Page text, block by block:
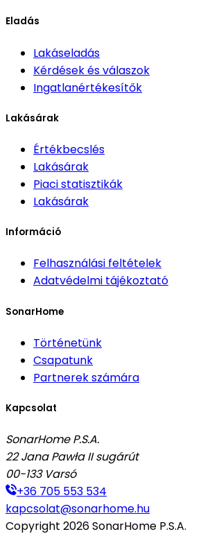
Eladás
Lakáseladás
Kérdések és válaszok
Ingatlanértékesítők
Lakásárak
Értékbecslés
Lakásárak
Piaci statisztikák
Lakásárak
Információ
Felhasználási feltételek
Adatvédelmi tájékoztató
SonarHome
Történetünk
Csapatunk
Partnerek számára
Kapcsolat
SonarHome P.S.A.
22 Jana Pawła II sugárút
00-133 Varsó
+36 705 553 534
kapcsolat@sonarhome.hu
Copyright 2026SonarHome P.S.A.